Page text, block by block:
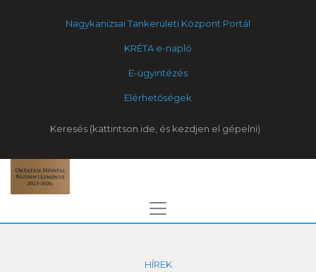
Nagykanizsai Tankerületi Központ Portál
KRÉTA e-napló
E-ügyintézés
Elérhetőségek
Keresés
HÍREK